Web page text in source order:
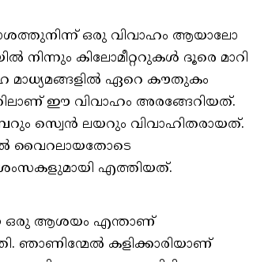
ഒരു വിവാഹം ആയാലോ
നിന്നും കിലോമീറ്ററുകൾ ദൂരെ മാറി
മാധ്യമങ്ങളിൽ ഏറെ കൗതുകം
ഈ വിവാഹം അരങ്ങേറിയത്.
സ്വെന്‍ ലയറും വിവാഹിതരായത്.
വൈറലായതോടെ
എത്തിയത്.
ഒരു ആശയം എന്താണ്
ഞാണിന്മേൽ കളിക്കാരിയാണ്